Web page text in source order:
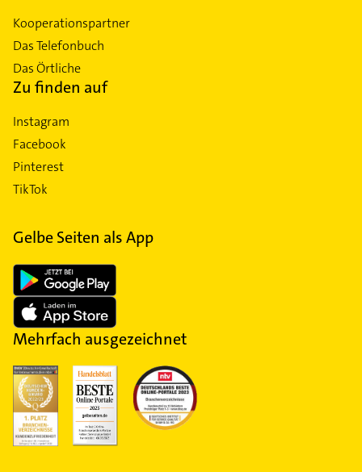
Kooperationspartner
Das Telefonbuch
Das Örtliche
Zu finden auf
Instagram
Facebook
Pinterest
TikTok
Gelbe Seiten als App
Mehrfach ausgezeichnet